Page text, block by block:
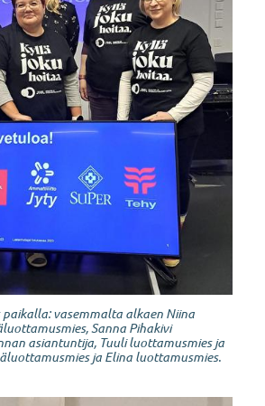
paikalla: vasemmalta alkaen Niina
Sanna Pihakivi
asiantuntija, Tuuli luottamusmies ja
ja Elina luottamusmies.